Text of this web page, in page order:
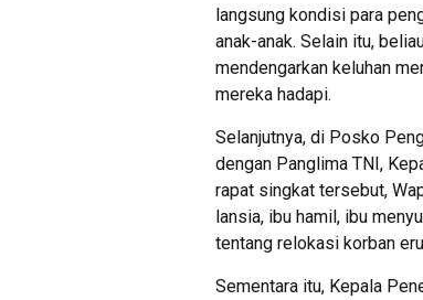
langsung kondisi para
anak-anak. Selain itu,
mendengarkan keluhan
mereka hadapi.
Selanjutnya, di Posko
dengan Panglima TNI,
rapat singkat tersebut,
lansia, ibu hamil, ibu
tentang relokasi korban
Sementara itu, Kepala